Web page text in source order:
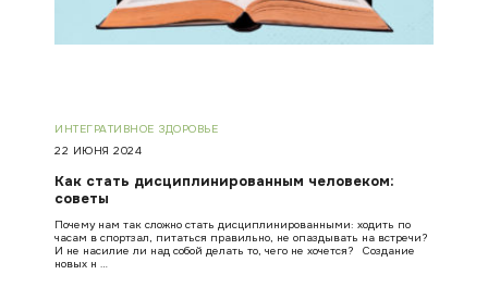
ИНТЕГРАТИВНОЕ ЗДОРОВЬЕ
22 ИЮНЯ 2024
Как стать дисциплинированным человеком:
советы
Почему нам так сложно стать дисциплинированными: ходить по
часам в спортзал, питаться правильно, не опаздывать на встречи?
И не насилие ли над собой делать то, чего не хочется? Создание
новых н …